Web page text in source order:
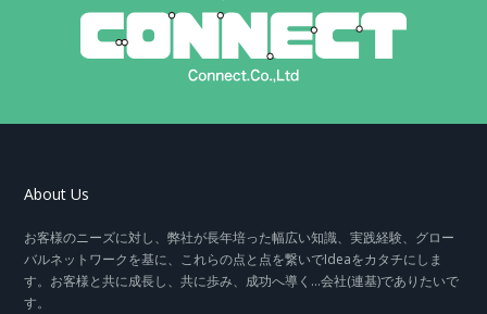
About Us
お客様のニーズに対し、弊社が長年培った幅広い知識、実践経験、グロー
バルネットワークを基に、これらの点と点を繋いでIdeaをカタチにしま
す。お客様と共に成長し、共に歩み、成功へ導く…会社(連基)でありたいで
す。